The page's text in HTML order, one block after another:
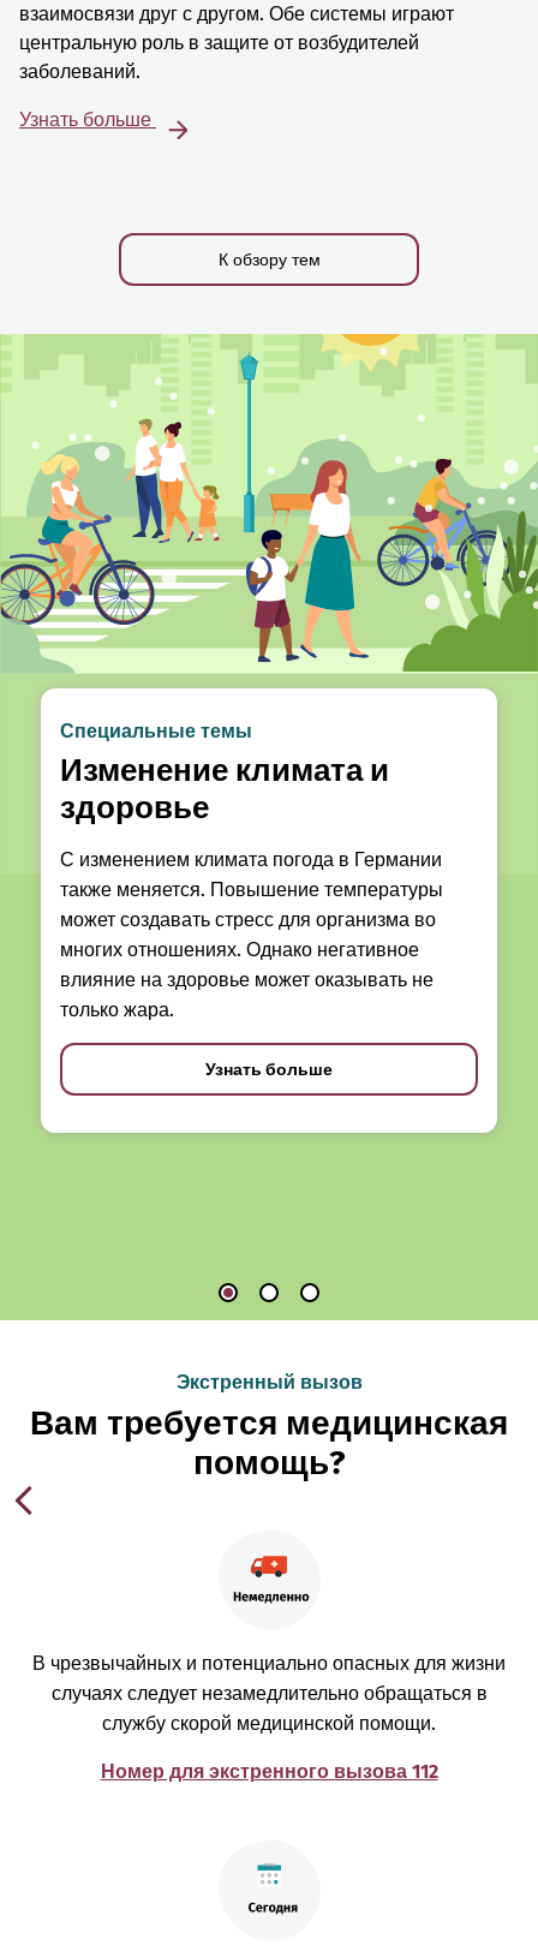
взаимосвязи друг с другом. Обе системы играют
центральную роль в защите от возбудителей
заболеваний.
Узнать больше
К обзору тем
Специальные темы
Изменение климата и
здоровье
С изменением климата погода в Германии
также меняется. Повышение температуры
может создавать стресс для организма во
многих отношениях. Однако негативное
влияние на здоровье может оказывать не
только жара.
Узнать больше
Экстренный вызов
Вам требуется медицинская
помощь?
В чрезвычайных и потенциально опасных для жизни
случаях следует незамедлительно обращаться в
службу скорой медицинской помощи.
Номер для экстренного вызова 112